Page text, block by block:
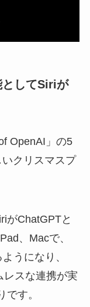
してSiriが
OpenAI」の5
クリスマスプ
がChatGPTと
、Macで、
うになり、
レスな連携が実
す。